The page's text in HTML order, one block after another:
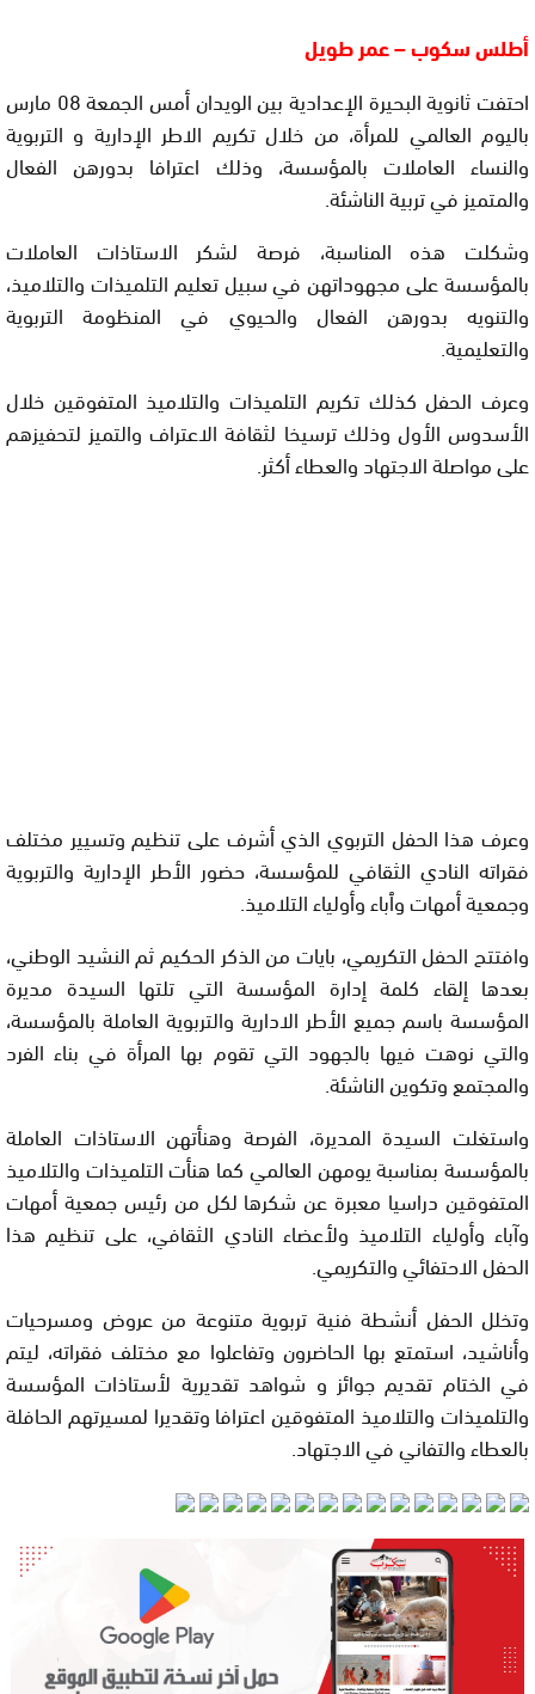
أطلس سكوب – عمر طويل
احتفت ثانوية البحيرة الإعدادية بين الويدان أمس الجمعة 08 مارس
باليوم العالمي للمرأة، من خلال تكريم الاطر الإدارية و التربوية
والنساء العاملات بالمؤسسة، وذلك اعترافا بدورهن الفعال
والمتميز في تربية الناشئة.
وشكلت هذه المناسبة، فرصة لشكر الاستاذات العاملات
بالمؤسسة على مجهوداتهن في سبيل تعليم التلميذات والتلاميذ،
والتنويه بدورهن الفعال والحيوي في المنظومة التربوية
والتعليمية.
وعرف الحفل كذلك تكريم التلميذات والتلاميذ المتفوقين خلال
الأسدوس الأول وذلك ترسيخا لثقافة الاعتراف والتميز لتحفيزهم
على مواصلة الاجتهاد والعطاء أكثر.
وعرف هذا الحفل التربوي الذي أشرف على تنظيم وتسيير مختلف
فقراته النادي الثقافي للمؤسسة، حضور الأطر الإدارية والتربوية
وجمعية أمهات وٱباء وأولياء التلاميذ.
وافتتح الحفل التكريمي، بايات من الذكر الحكيم ثم النشيد الوطني،
بعدها إلقاء كلمة إدارة المؤسسة التي تلتها السيدة مديرة
المؤسسة باسم جميع الأطر الادارية والتربوية العاملة بالمؤسسة،
والتي نوهت فيها بالجهود التي تقوم بها المرأة في بناء الفرد
والمجتمع وتكوين الناشئة.
واستغلت السيدة المديرة، الفرصة وهنأتهن الاستاذات العاملة
بالمؤسسة بمناسبة يومهن العالمي كما هنأت التلميذات والتلاميذ
المتفوقين دراسيا معبرة عن شكرها لكل من رئيس جمعية أمهات
وآباء وأولياء التلاميذ ولأعضاء النادي الثقافي، على تنظيم هذا
الحفل الاحتفائي والتكريمي.
وتخلل الحفل أنشطة فنية تربوية متنوعة من عروض ومسرحيات
وأناشيد، استمتع بها الحاضرون وتفاعلوا مع مختلف فقراته، ليتم
في الختام تقديم جوائز و شواهد تقديرية لأستاذات المؤسسة
والتلميذات والتلاميذ المتفوقين اعترافا وتقديرا لمسيرتهم الحافلة
بالعطاء والتفاني في الاجتهاد.